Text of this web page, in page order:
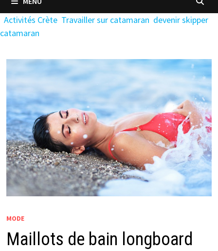
Activités Crète Travailler sur catamaran devenir skipper
catamaran
MODE
Maillots de bain longboard